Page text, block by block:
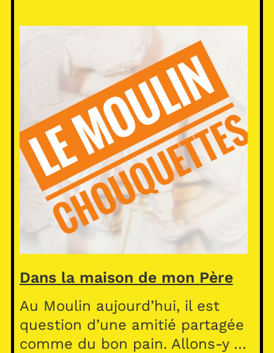
Dans la maison de mon Père
Au Moulin aujourd’hui, il est
question d’une amitié partagée
comme du bon pain. Allons-y …